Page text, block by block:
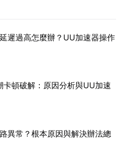
遲過高怎麼辦？UU加速器操作
頓破解：原因分析與UU加速
異常？根本原因與解決辦法總